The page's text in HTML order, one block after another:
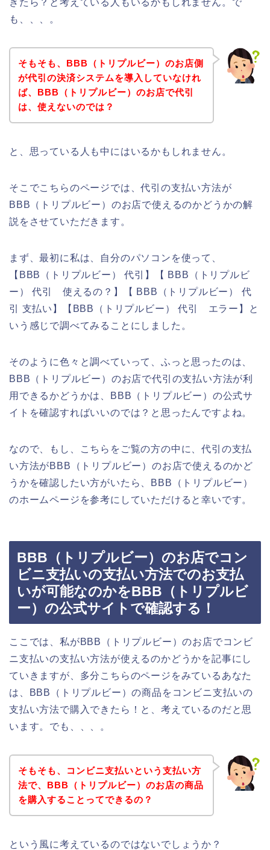
きたら？と考えている人もいるかもしれません。で
も、、、。
そもそも、BBB（トリプルビー）のお店側
が代引の決済システムを導入していなけれ
ば、BBB（トリプルビー）のお店で代引
は、使えないのでは？
と、思っている人も中にはいるかもしれません。
そこでこちらのページでは、代引の支払い方法が
BBB（トリプルビー）のお店で使えるのかどうかの解
説をさせていただきます。
まず、最初に私は、自分のパソコンを使って、
【BBB（トリプルビー） 代引】【 BBB（トリプルビ
ー） 代引 使えるの？】【 BBB（トリプルビー） 代
引 支払い】【BBB（トリプルビー） 代引 エラー】と
いう感じで調べてみることにしました。
そのように色々と調べていって、ふっと思ったのは、
BBB（トリプルビー）のお店で代引の支払い方法が利
用できるかどうかは、BBB（トリプルビー）の公式サ
イトを確認すればいいのでは？と思ったんですよね。
なので、もし、こちらをご覧の方の中に、代引の支払
い方法がBBB（トリプルビー）のお店で使えるのかど
うかを確認したい方がいたら、BBB（トリプルビー）
のホームページを参考にしていただけると幸いです。
BBB（トリプルビー）のお店でコン
ビニ支払いの支払い方法でのお支払
いが可能なのかをBBB（トリプルビ
ー）の公式サイトで確認する！
ここでは、私がBBB（トリプルビー）のお店でコンビ
ニ支払いの支払い方法が使えるのかどうかを記事にし
ていきますが、多分こちらのページをみているあなた
は、BBB（トリプルビー）の商品をコンビニ支払いの
支払い方法で購入できたら！と、考えているのだと思
います。でも、、、。
そもそも、コンビニ支払いという支払い方
法で、BBB（トリプルビー）のお店の商品
を購入することってできるの？
という風に考えているのではないでしょうか？